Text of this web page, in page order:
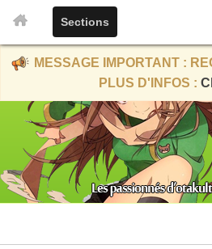
Sections
MESSAGE IMPORTANT :
PLUS D'INFOS :